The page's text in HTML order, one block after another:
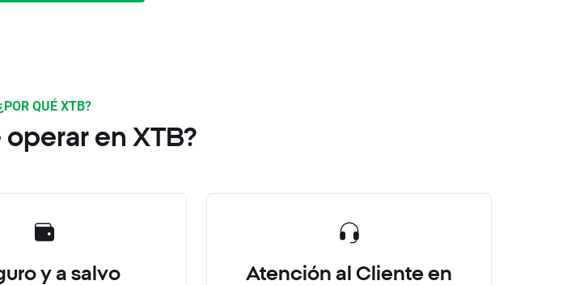
QUÉ XTB?
operar en XTB?
y a salvo
Atención al Cliente en